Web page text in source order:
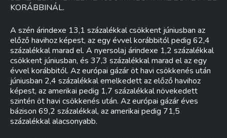
KORÁBBINÁL.
A szén árindexe 13,1 százalékkal csökkent júniusban az
előző havihoz képest, az egy évvel korábbitól pedig 62,4
százalékkal marad el. A nyersolaj árindexe 1,2 százalékkal
csökkent júniusban, és 37,3 százalékkal marad el az egy
évvel korábbitól. Az európai gázár öt havi csökkenés után
júniusban 2,4 százalékkal emelkedett az előző havihoz
képest, az amerikai pedig 1,7 százalékkal növekedett
szintén öt havi csökkenés után. Az európai gázár éves
bázison 69,2 százalékkal, az amerikai pedig 71,5
százalékkal alacsonyabb.